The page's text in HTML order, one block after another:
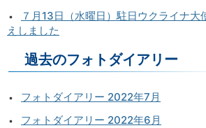
７月13日（水曜日）駐日ウクライナ大
えしました
過去のフォトダイアリー
フォトダイアリー 2022年7月
フォトダイアリー 2022年6月